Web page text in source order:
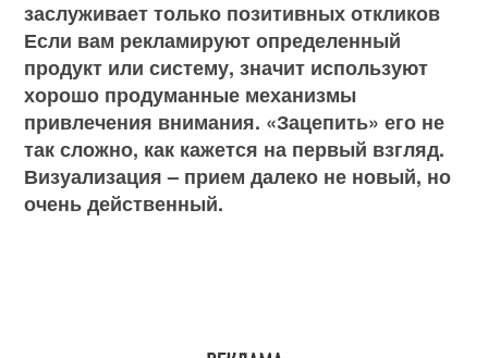
заслуживает только позитивных откликов
Если вам рекламируют определенный
продукт или систему, значит используют
хорошо продуманные механизмы
привлечения внимания. «Зацепить» его не
так сложно, как кажется на первый взгляд.
Визуализация – прием далеко не новый, но
очень действенный.